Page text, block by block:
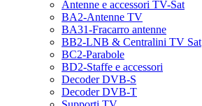
Antenne e accessori TV-Sat
BA2-Antenne TV
BA31-Fracarro antenne
BB2-LNB & Centralini TV Sat
BC2-Parabole
BD2-Staffe e accessori
Decoder DVB-S
Decoder DVB-T